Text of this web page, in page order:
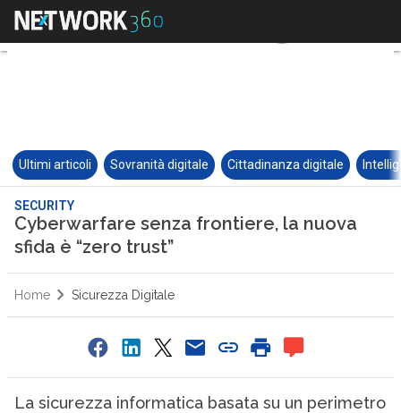
Ultimi articoli Sovranità digitale Cittadinanza digitale
SECURITY
Cyberwarfare senza frontiere, la nuova
sfida è “zero trust”
Home Sicurezza Digitale
La sicurezza informatica basata su un perimetro